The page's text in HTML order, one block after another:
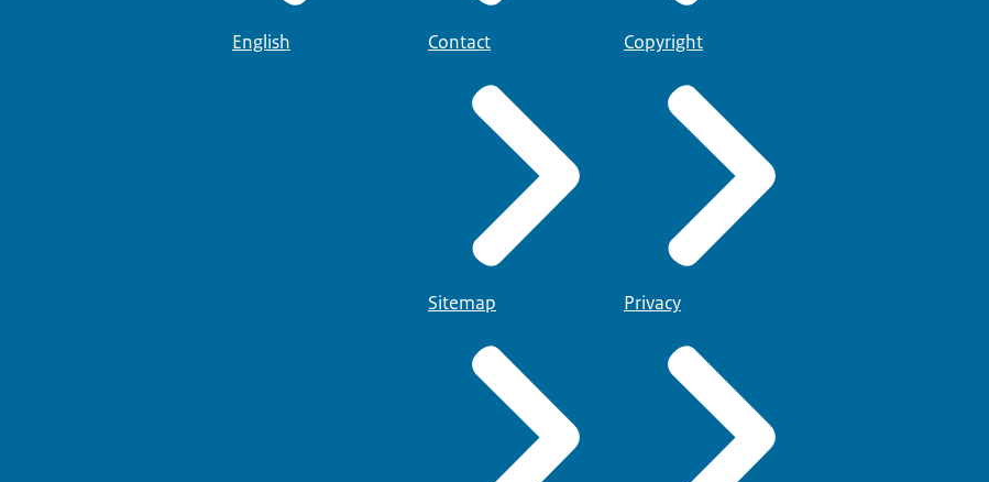
English Contact
Sitemap
Copyright
Privacy